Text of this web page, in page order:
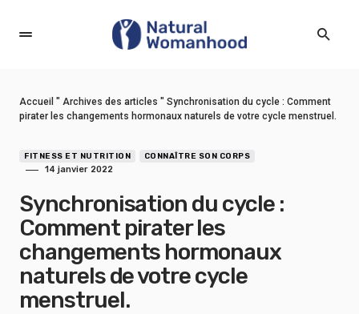
Accueil " Archives des articles " Synchronisation du cycle : Comment
pirater les changements hormonaux naturels de votre cycle menstruel.
FITNESS ET NUTRITION CONNAÎTRE SON CORPS
14 janvier 2022
Synchronisation du cycle :
Comment pirater les
changements hormonaux
naturels de votre cycle
menstruel.